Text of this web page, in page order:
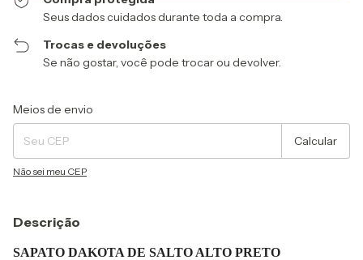
Seus dados cuidados durante toda a compra.
Trocas e devoluções
Se não gostar, você pode trocar ou devolver.
Entregas para o CEP:
Meios de envio
Calcular
Não sei meu CEP
Descrição
SAPATO DAKOTA DE SALTO ALTO PRETO